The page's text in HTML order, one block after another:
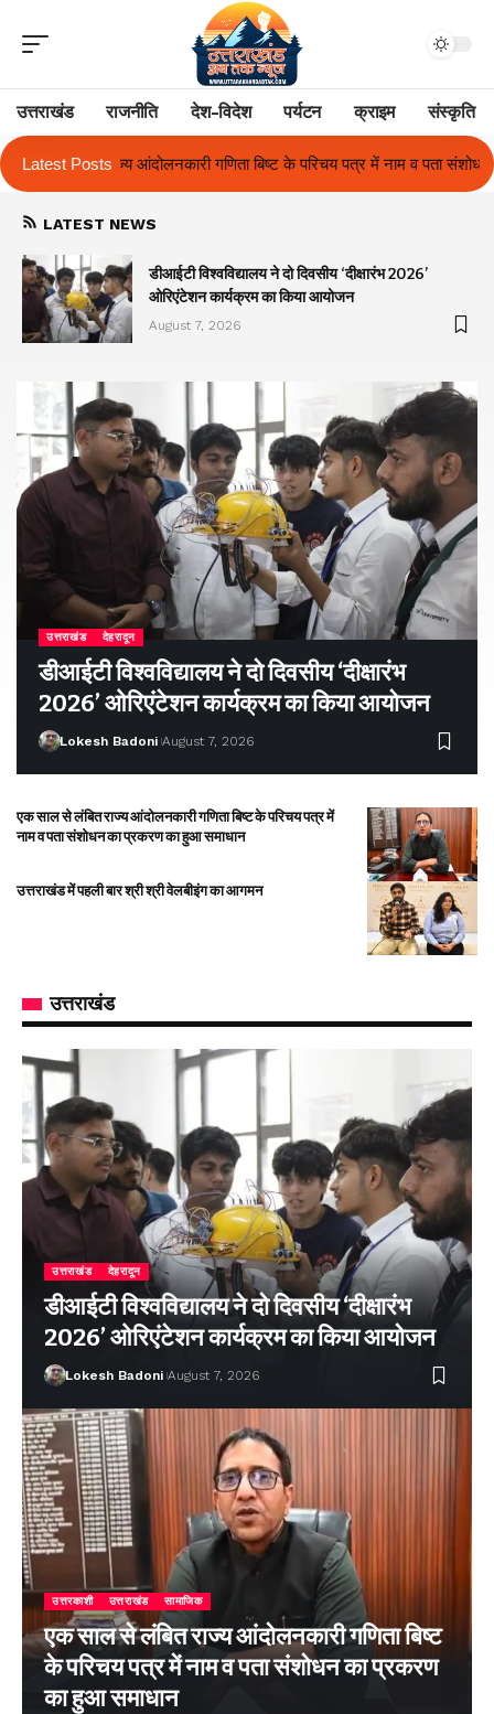
उत्तराखंड राजनीति देश-विदेश पर्यटन क्राइम संस्कृति
Latest Posts
के परिचय पत्र में नाम व पता संशोधन का प्रकरण का हुआ समाधान उत्तराखंड में
LATEST NEWS
डीआईटी विश्वविद्यालय ने दो दिवसीय ‘दीक्षारंभ 2026’
ओरिएंटेशन कार्यक्रम का किया आयोजन
August 7, 2026
उत्तराखंड देहरादून
डीआईटी विश्वविद्यालय ने दो दिवसीय ‘दीक्षारंभ
2026’ ओरिएंटेशन कार्यक्रम का किया आयोजन
Lokesh Badoni August 7, 2026
एक साल से लंबित राज्य आंदोलनकारी गणिता बिष्ट के परिचय पत्र में
नाम व पता संशोधन का प्रकरण का हुआ समाधान
उत्तराखंड में पहली बार श्री श्री वेलबीइंग का आगमन
उत्तराखंड
उत्तराखंड देहरादून
डीआईटी विश्वविद्यालय ने दो दिवसीय ‘दीक्षारंभ
2026’ ओरिएंटेशन कार्यक्रम का किया आयोजन
Lokesh Badoni August 7, 2026
उत्तरकाशी उत्तराखंड सामाजिक
एक साल से लंबित राज्य आंदोलनकारी गणिता बिष्ट
के परिचय पत्र में नाम व पता संशोधन का प्रकरण
का हुआ समाधान